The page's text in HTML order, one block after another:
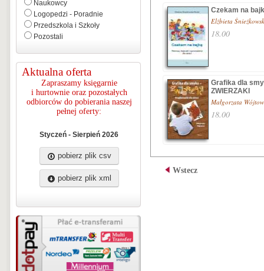
Naukowcy
Logopedzi - Poradnie
Przedszkola i Szkoły
Pozostali
Aktualna oferta
Zapraszamy księgarnie
i hurtownie oraz pozostałych
odbiorców do pobierania naszej
pełnej oferty:
Styczeń - Sierpień 2026
pobierz plik csv
pobierz plik xml
Czekam na
Elżbieta
18.00
Grafika dla
ZWIERZAKI
Małgorzata
18.00
Wstecz